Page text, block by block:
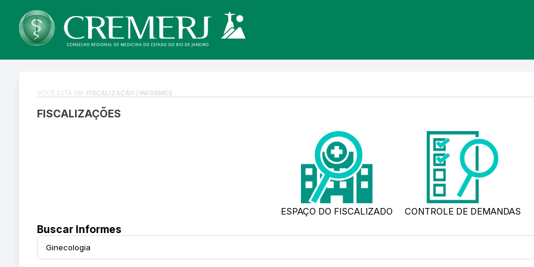
VOCÊ ESTÁ EM: FISCALIZAÇÃO / INFORMES
FISCALIZAÇÕES
ESPAÇO DO FISCALIZADO CONTROLE DE DEMANDAS
Buscar Informes